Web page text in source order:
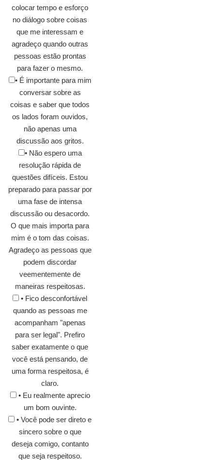
colocar tempo e esforço
no diálogo sobre coisas
que me interessam e
agradeço quando outras
pessoas estão prontas
para fazer o mesmo.
• É importante para mim
conversar sobre as
coisas e saber que todos
os lados foram ouvidos,
não apenas uma
discussão aos gritos.
• Não espero uma
resolução rápida de
questões difíceis. Estou
preparado para passar por
uma fase de intensa
discussão ou desacordo.
O que mais importa para
mim é o tom das coisas.
Agradeço as pessoas que
podem discordar
veementemente de
maneiras respeitosas.
• Fico desconfortável
quando as pessoas me
acompanham "apenas
para ser legal". Prefiro
saber exatamente o que
você está pensando, de
uma forma respeitosa, é
claro.
• Eu realmente aprecio
um bom ouvinte.
• Você pode ser direto e
sincero sobre o que
deseja comigo, contanto
que seja respeitoso.